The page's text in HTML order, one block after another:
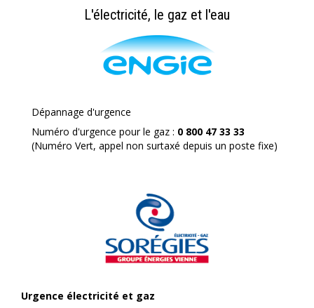
L'électricité, le gaz et l'eau
Dépannage d'urgence
Numéro d'urgence pour le gaz : 0 800 47 33 33
(Numéro Vert, appel non surtaxé depuis un poste fixe)
Urgence électricité et gaz